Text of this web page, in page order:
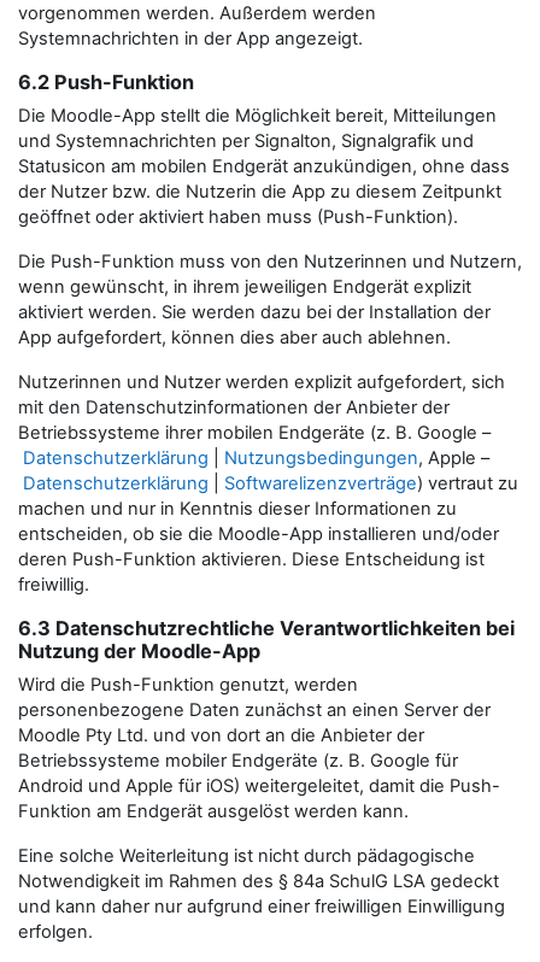
vorgenommen werden. Außerdem werden
Systemnachrichten in der App angezeigt.
6.2 Push-Funktion
Die Moodle-App stellt die Möglichkeit bereit, Mitteilungen
und Systemnachrichten per Signalton, Signalgrafik und
Statusicon am mobilen Endgerät anzukündigen, ohne dass
der Nutzer bzw. die Nutzerin die App zu diesem Zeitpunkt
geöffnet oder aktiviert haben muss (Push-Funktion).
Die Push-Funktion muss von den Nutzerinnen und Nutzern,
wenn gewünscht, in ihrem jeweiligen Endgerät explizit
aktiviert werden. Sie werden dazu bei der Installation der
App aufgefordert, können dies aber auch ablehnen.
Nutzerinnen und Nutzer werden explizit aufgefordert, sich
mit den Datenschutzinformationen der Anbieter der
Betriebssysteme ihrer mobilen Endgeräte (z. B. Google –
Datenschutzerklärung
Nutzungsbedingungen, Apple –
Datenschutzerklärung
Softwarelizenzverträge) vertraut zu
machen und nur in Kenntnis dieser Informationen zu
entscheiden, ob sie die Moodle-App installieren und/oder
deren Push-Funktion aktivieren. Diese Entscheidung ist
freiwillig.
6.3 Datenschutzrechtliche Verantwortlichkeiten bei
Nutzung der Moodle-App
Wird die Push-Funktion genutzt, werden
personenbezogene Daten zunächst an einen Server der
Moodle Pty Ltd. und von dort an die Anbieter der
Betriebssysteme mobiler Endgeräte (z. B. Google für
Android und Apple für iOS) weitergeleitet, damit die Push-
Funktion am Endgerät ausgelöst werden kann.
Eine solche Weiterleitung ist nicht durch pädagogische
Notwendigkeit im Rahmen des § 84a SchulG LSA gedeckt
und kann daher nur aufgrund einer freiwilligen Einwilligung
erfolgen.